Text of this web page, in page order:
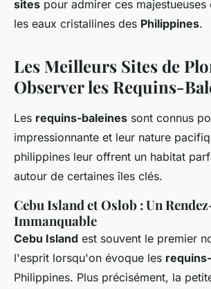
sites pour admirer ces majestueuses
les eaux cristallines des Philippines.
Les Meilleurs Sites de
Observer les Requins-
Les requins-baleines sont connus
impressionnante et leur nature
philippines leur offrent un habitat
autour de certaines îles clés.
Cebu Island et Oslob : Un
Immanquable
Cebu Island est souvent le premier
l'esprit lorsqu'on évoque les
Philippines. Plus précisément, la